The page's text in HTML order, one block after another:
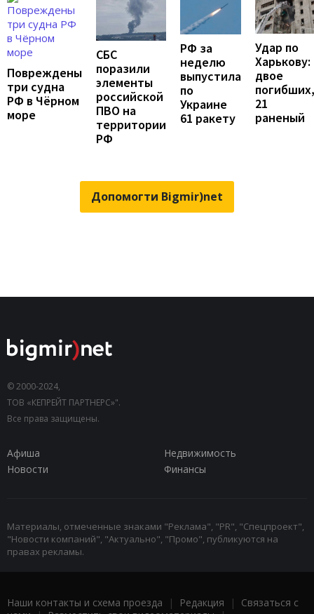
Повреждены
три судна
РФ в Чёрном
море
СБС
поразили
элементы
российской
ПВО на
территории
РФ
РФ за
неделю
выпустила
по
Украине
61 ракету
Удар по
Харькову:
двое
погибших,
21
раненый
Допомогти Bigmir)net
© 2000-2024,
ТОВ «КЕПРЕЙТ ПАРТНЕРС»".
Все права защищены.
Афиша
Недвижимость
Новости
Финансы
Материалы, отмеченные знаками "Реклама", "PR", "Спецпроект",
"Новости компаний", "Актуально", "Промо", публикуются на
правах рекламы.
Наши контакты и схема проезда | Редакция | Связаться с